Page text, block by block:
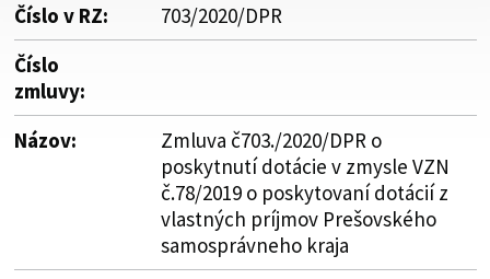
Číslo v RZ:
703/2020/DPR
Číslo
zmluvy:
Názov:
Zmluva č703./2020/DPR o
poskytnutí dotácie v zmysle VZN
č.78/2019 o poskytovaní dotácií z
vlastných príjmov Prešovského
samosprávneho kraja